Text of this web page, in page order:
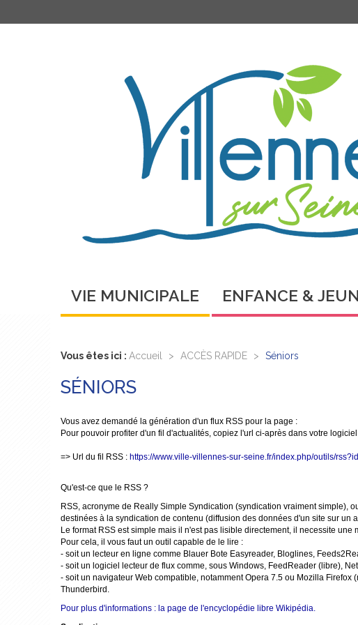
VIE MUNICIPALE ENFANCE &
Vous êtes ici : Accueil > ACCÈS RAPIDE > Séniors
SÉNIORS
Vous avez demandé la génération d'un flux RSS pour la page :
Pour pouvoir profiter d'un fil d'actualités, copiez l'url ci-après dans votre
=> Url du fil RSS : https://www.ville-villennes-sur-seine.fr/index.php/outils/
Qu'est-ce que le RSS ?
RSS, acronyme de Really Simple Syndication (syndication vraiment simple),
destinées à la syndication de contenu (diffusion des données d'un site sur un
Le format RSS est simple mais il n'est pas lisible directement, il necessite une
Pour cela, il vous faut un outil capable de le lire :
- soit un lecteur en ligne comme Blauer Bote Easyreader, Bloglines,
- soit un logiciel lecteur de flux comme, sous Windows, FeedReader (libre),
- soit un navigateur Web compatible, notamment Opera 7.5 ou Mozilla
Thunderbird.
Pour plus d'informations : la page de l'encyclopédie libre Wikipédia.